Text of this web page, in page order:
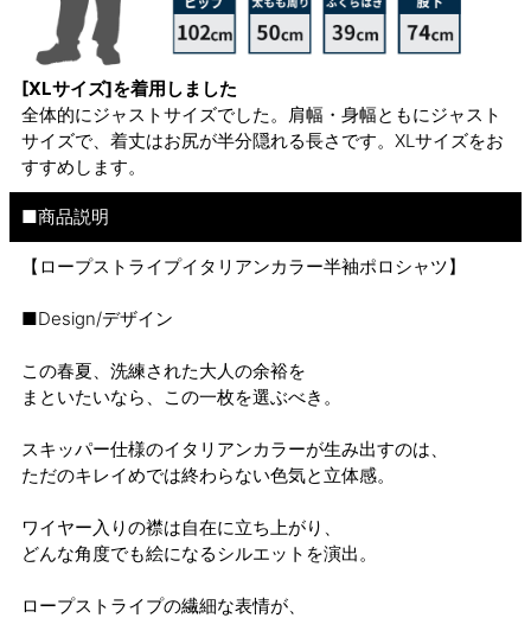
[XLサイズ]を着用しました
全体的にジャストサイズでした。肩幅・身幅ともにジャスト
サイズで、着丈はお尻が半分隠れる長さです。XLサイズをお
すすめします。
■商品説明
【ロープストライプイタリアンカラー半袖ポロシャツ】
■Design/デザイン
この春夏、洗練された大人の余裕を
まといたいなら、この一枚を選ぶべき。
スキッパー仕様のイタリアンカラーが生み出すのは、
ただのキレイめでは終わらない色気と立体感。
ワイヤー入りの襟は自在に立ち上がり、
どんな角度でも絵になるシルエットを演出。
ロープストライプの繊細な表情が、